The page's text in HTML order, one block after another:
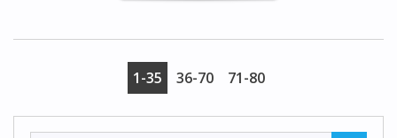
1-35 36-70 71-80